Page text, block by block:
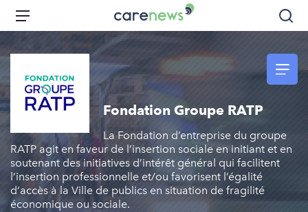
Aller
contenu
principal
Carenews,
Le
média
des
acteurs
de
l'engagement
Menu
Fondation Groupe RATP
La Fondation d’entreprise du groupe
RATP agit en faveur de l’insertion sociale en initiant et en
soutenant des initiatives d’intérêt général qui facilitent
l’insertion professionnelle et/ou favorisent l’égalité
d‘accès à la Ville de publics en situation de fragilité
économique ou sociale.